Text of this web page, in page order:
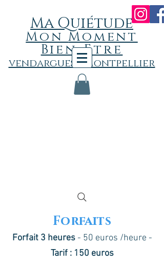
Ma Quiétude
MonMoment
Bien-Etre
vendargues - Montpellier
Forfaits
Forfait 3 heures- 50 euros /heure -
Tarif : 150 euros